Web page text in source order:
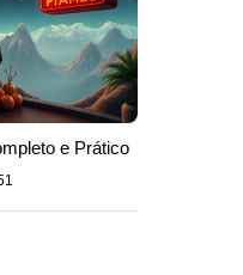
e Prático